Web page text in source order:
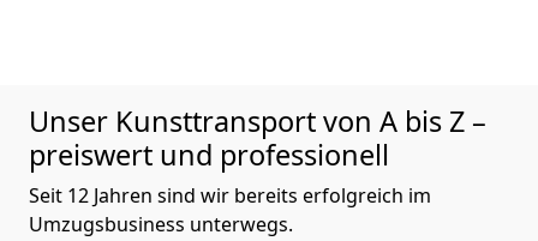
Unser Kunsttransport von A bis Z –
preiswert und professionell
Seit 12 Jahren sind wir bereits erfolgreich im
Umzugsbusiness unterwegs.